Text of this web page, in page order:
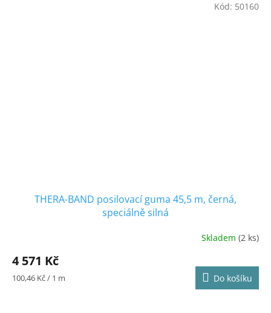
THERA-BAND posilovací guma 45,5 m, černá,
speciálně silná
produktu
je
5,0
Skladem(2 ks)
4 571 Kč
Měrná
100,46 Kč / 1 m Do košíku
Kód: 50160